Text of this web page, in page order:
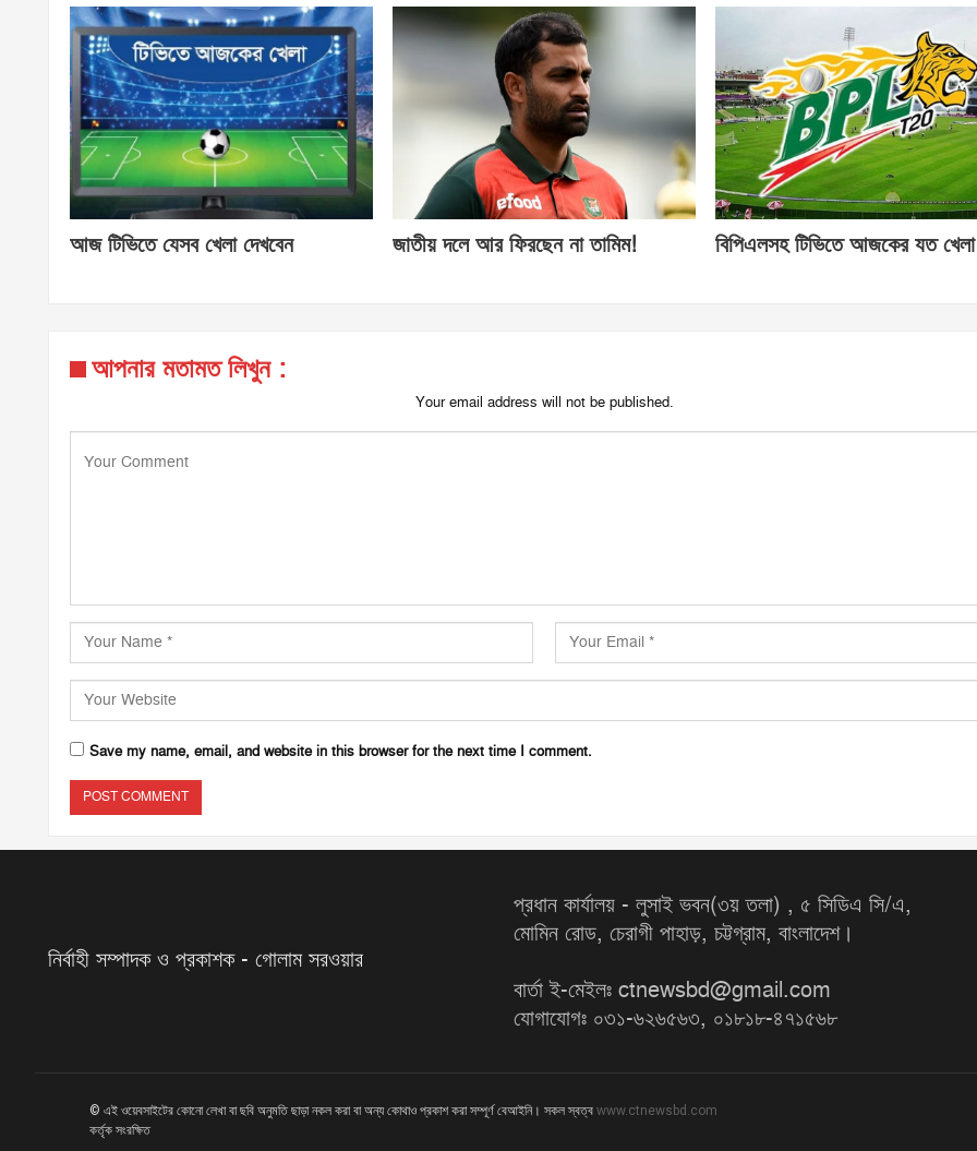
আজ টিভিতে যেসব খেলা দেখবেন জাতীয় দলে আর ফিরছেন না তামিম! বিপিএলসহ টিভিতে আজকের যত খেলা
আপনার মতামত লিখুন :
Your email address will not be published.
Save my name, email, and website in this browser for the next time I comment.
নির্বাহী সম্পাদক ও প্রকাশক - গোলাম সরওয়ার
প্রধান কার্যালয় - লুসাই ভবন(৩য় তলা) , ৫ সিডিএ সি/এ,
মোমিন রোড, চেরাগী পাহাড়, চট্টগ্রাম, বাংলাদেশ।
বার্তা ই-মেইলঃ ctnewsbd@gmail.com
যোগাযোগঃ ০৩১-৬২৬৫৬৩, ০১৮১৮-৪৭১৫৬৮
© এই ওয়েবসাইটের কোনো লেখা বা ছবি অনুমতি ছাড়া নকল করা বা অন্য কোথাও প্রকাশ করা সম্পূর্ণ বেআইনি। সকল স্বত্ব www.ctnewsbd.com
কর্তৃক সংরক্ষিত